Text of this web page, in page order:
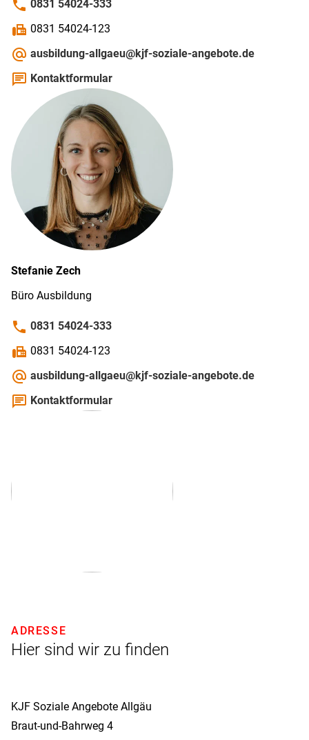
phone 0831 54024-333
fax 0831 54024-123
alternate_email ausbildung-allgaeu@kjf-soziale-angebote.de
chat Kontaktformular
Stefanie Zech
Büro Ausbildung
phone 0831 54024-333
fax 0831 54024-123
alternate_email ausbildung-allgaeu@kjf-soziale-angebote.de
chat Kontaktformular
Hier sind wir zu finden
ADRESSE
KJF Soziale Angebote Allgäu
Braut-und-Bahrweg 4